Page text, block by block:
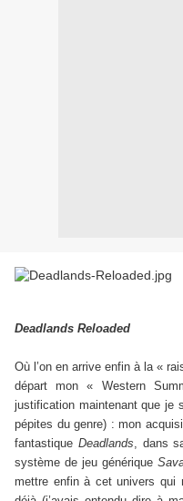
Deadlands Reloaded
Où l’on en arrive enfin à la «
départ mon « Western
justification maintenant que je
pépites du genre) : mon
fantastique Deadlands, dans
système de jeu générique
mettre enfin à cet univers qui